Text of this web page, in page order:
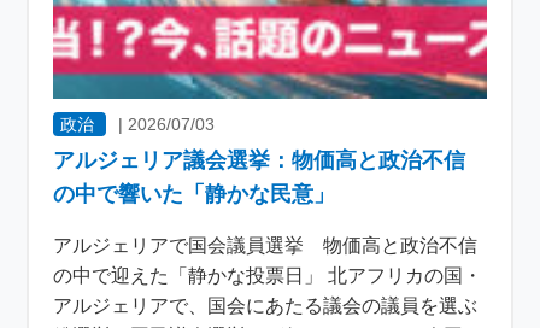
政治 |2026/07/03
アルジェリア議会選挙：物価高と政治不信
の中で響いた「静かな民意」
アルジェリアで国会議員選挙 物価高と政治不信
の中で迎えた「静かな投票日」 北アフリカの国・
アルジェリアで、国会にあたる議会の議員を選ぶ